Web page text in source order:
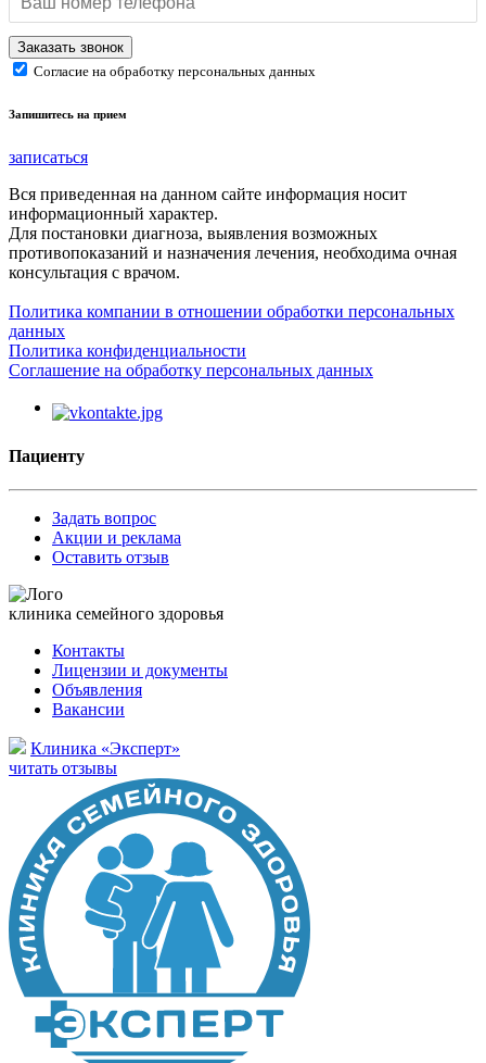
Согласие на обработку персональных данных
Запишитесь на прием
записаться
Вся приведенная на данном сайте информация носит
информационный характер.
Для постановки диагноза, выявления возможных
противопоказаний и назначения лечения, необходима очная
консультация с врачом.
Политика компании в отношении обработки персональных
данных
Политика конфиденциальности
Соглашение на обработку персональных данных
Пациенту
Задать вопрос
Акции и реклама
Оставить отзыв
клиника семейного здоровья
Контакты
Лицензии и документы
Объявления
Вакансии
Клиника «Эксперт»
читать отзывы